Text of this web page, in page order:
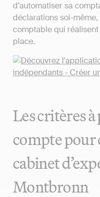
d’automatiser sa
déclarations soi-
comptable qui
place.
Les critères
compte pour
cabinet
Montbronn